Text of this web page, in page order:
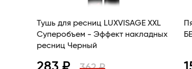
Тушь для ресниц LUXVISAGE XXL
Суперобъем - Эффект накладных
ресниц Черный